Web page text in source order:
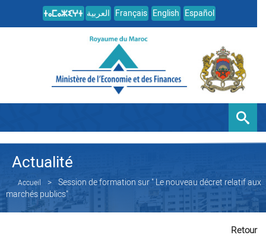
العربية Français English Español
Actualité
Accueil
Session de formation sur " Le nouveau décret relatif aux
marchés publics"
Retour